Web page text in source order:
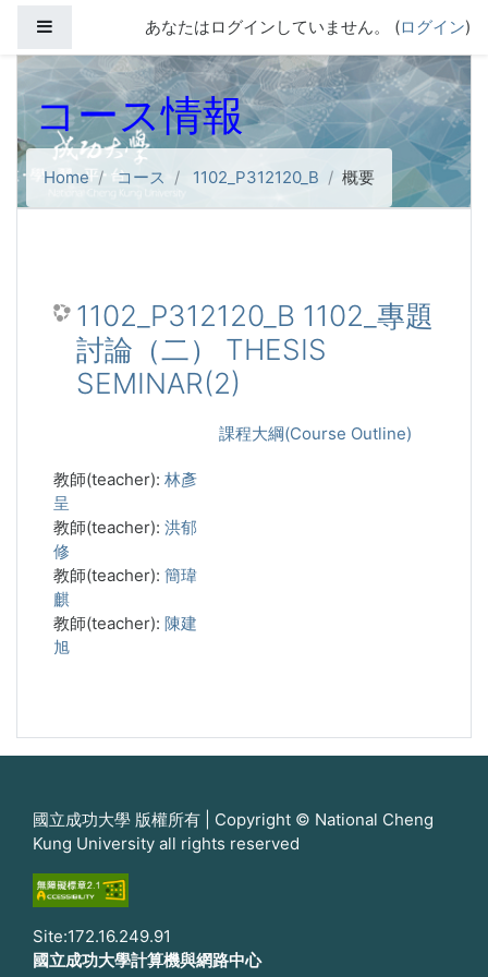
サイドパネルあなたはログインしていません。 (ログイン)
コース情報
Home コース 1102_P312120_B 概要
1102_P312120_B 1102_專題
討論（二） THESIS
SEMINAR(2)
課程大綱(Course Outline)
教師(teacher): 林彥
呈
教師(teacher): 洪郁
修
教師(teacher): 簡瑋
麒
教師(teacher): 陳建
旭
國立成功大學 版權所有 | Copyright © National Cheng
Kung University all rights reserved
Site:172.16.249.91
國立成功大學計算機與網路中心